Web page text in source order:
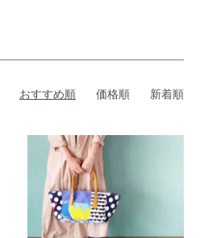
おすすめ順 価格順 新着順